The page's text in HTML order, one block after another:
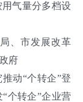
气量分多档设
、市发展改革
府
动“个转企”登
个转企”企业营